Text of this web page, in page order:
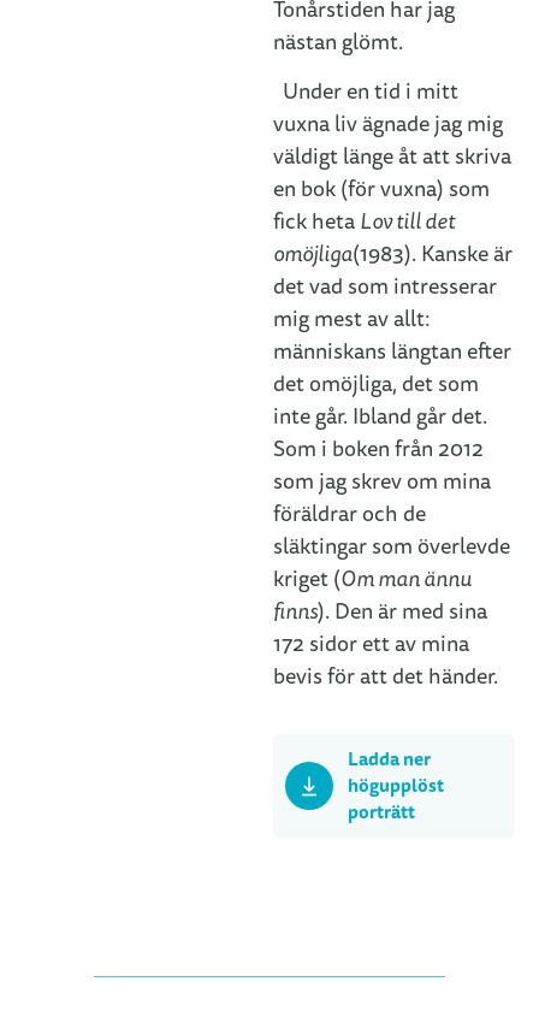
Tonårstiden har jag
nästan glömt.
Under en tid i mitt
vuxna liv ägnade jag mig
väldigt länge åt att skriva
en bok (för vuxna) som
fick heta Lov till det
omöjliga(1983). Kanske är
det vad som intresserar
mig mest av allt:
människans längtan efter
det omöjliga, det som
inte går. Ibland går det.
Som i boken från 2012
som jag skrev om mina
föräldrar och de
släktingar som överlevde
kriget (Om man ännu
finns). Den är med sina
172 sidor ett av mina
bevis för att det händer.
Ladda ner
högupplöst
porträtt